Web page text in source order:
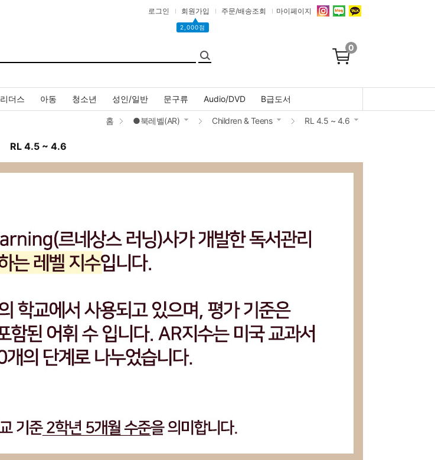
로그인 회원가입
▲
2,000점
주문/배송조회 마이페이지
0
리더스 아동 청소년 성인/일반 문구류 Audio/DVD B급도서
홈 ●북레벨(AR) Children & Teens RL 4.5 ~ 4.6
RL 4.5 ~ 4.6